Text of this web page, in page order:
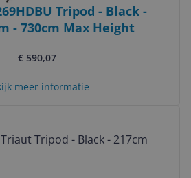
Tripod - Black -
- 730cm Max Height
€ 590,07
meer informatie